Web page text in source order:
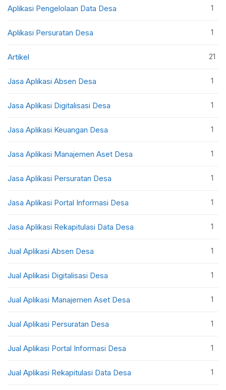
Aplikasi Pengelolaan Data Desa 1
Aplikasi Persuratan Desa 1
Artikel 21
Jasa Aplikasi Absen Desa 1
Jasa Aplikasi Digitalisasi Desa 1
Jasa Aplikasi Keuangan Desa 1
Jasa Aplikasi Manajemen Aset Desa 1
Jasa Aplikasi Persuratan Desa 1
Jasa Aplikasi Portal Informasi Desa 1
Jasa Aplikasi Rekapitulasi Data Desa 1
Jual Aplikasi Absen Desa 1
Jual Aplikasi Digitalisasi Desa 1
Jual Aplikasi Manajemen Aset Desa 1
Jual Aplikasi Persuratan Desa 1
Jual Aplikasi Portal Informasi Desa 1
Jual Aplikasi Rekapitulasi Data Desa 1